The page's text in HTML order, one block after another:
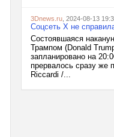
3Dnews.ru , 2024-08-13
Соцсеть X не
Состоявшаяся
Трампом (Donald
запланировано на
прервалось сразу же
Riccardi /...